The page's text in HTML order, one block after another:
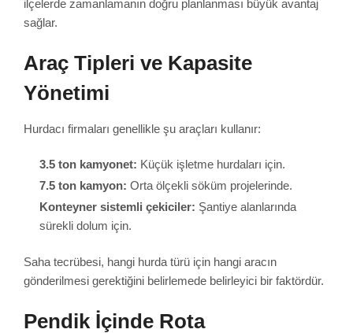
ilçelerde zamanlamanın doğru planlanması büyük avantaj
sağlar.
Araç Tipleri ve Kapasite
Yönetimi
Hurdacı firmaları genellikle şu araçları kullanır:
3.5 ton kamyonet: Küçük işletme hurdaları için.
7.5 ton kamyon: Orta ölçekli söküm projelerinde.
Konteyner sistemli çekiciler: Şantiye alanlarında
sürekli dolum için.
Saha tecrübesi, hangi hurda türü için hangi aracın
gönderilmesi gerektiğini belirlemede belirleyici bir faktördür.
Pendik İçinde Rota